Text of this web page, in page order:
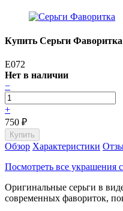
Купить Серьги Фаворитка
E072
Нет в наличии
−
+
750 ₽
Обзор Характеристики
Посмотреть все украшения
Оригинальные серьги в
современных фавориток,